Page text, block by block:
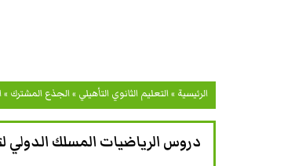
الرئيسية »التعليم الثانوي التأهيلي »الجذع المشترك »
دروس الرياضيات المسلك الدولي